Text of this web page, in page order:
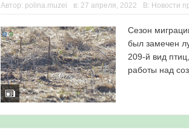
Автор: polina.muzei в: 27 апреля, 2022 В: Новости
Сезон
был замечен
209-й вид
работы над